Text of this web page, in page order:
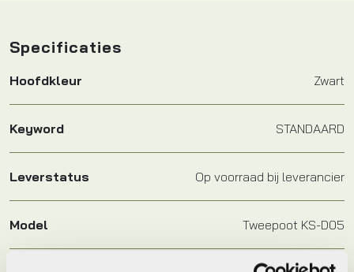
Specificaties
Hoofdkleur Zwart
Keyword STANDAARD
Leverstatus Op voorraad bij leverancier
Model Tweepoot KS-D05